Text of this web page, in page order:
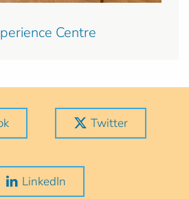
Centre
Twitter
LinkedIn